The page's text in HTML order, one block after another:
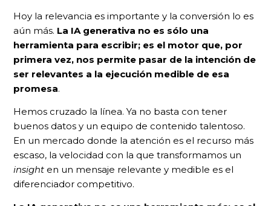
Hoy la relevancia es importante y la conversión lo es
aún más. La IA generativa no es sólo una
herramienta para escribir; es el motor que, por
primera vez, nos permite pasar de la intención de
ser relevantes a la ejecución medible de esa
promesa.
Hemos cruzado la línea. Ya no basta con tener
buenos datos y un equipo de contenido talentoso.
En un mercado donde la atención es el recurso más
escaso, la velocidad con la que transformamos un
insight en un mensaje relevante y medible es el
diferenciador competitivo.